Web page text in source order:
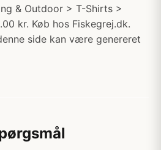
& Outdoor > T-Shirts >
kr. Køb hos Fiskegrej.dk.
side kan være genereret